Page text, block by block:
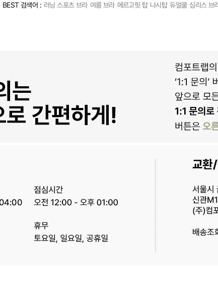
BEST 검색어 : 러닝 스포츠 브라 여름 브라 에르고핏 탑 나시탑 듀얼쿨 심리스 브